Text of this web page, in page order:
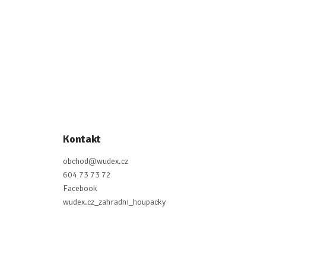
Kontakt
obchod@wudex.cz
604 73 73 72
Facebook
wudex.cz_zahradni_houpacky